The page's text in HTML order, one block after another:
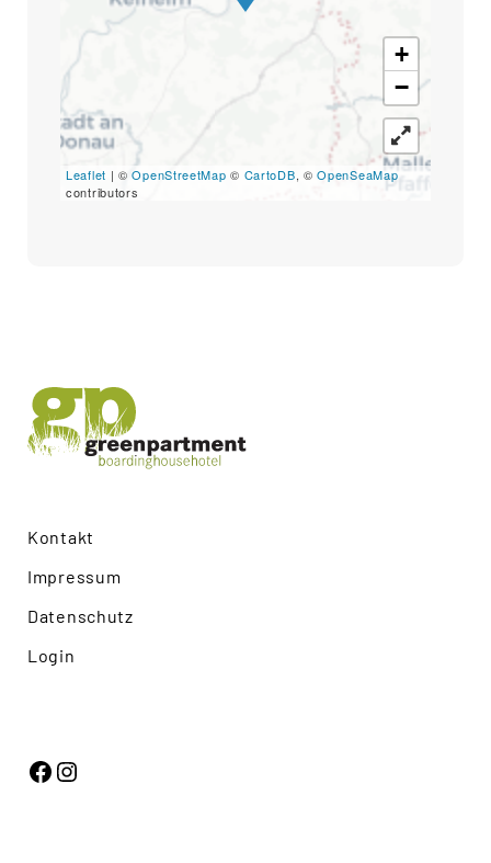
+
−
Leaflet | ©OpenStreetMap © CartoDB, ©OpenSeaMap
contributors
Kontakt
Impressum
Datenschutz
Login
Facebook
Instagram